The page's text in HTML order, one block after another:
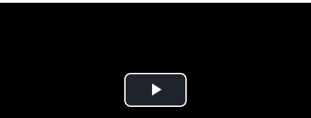
Play Video